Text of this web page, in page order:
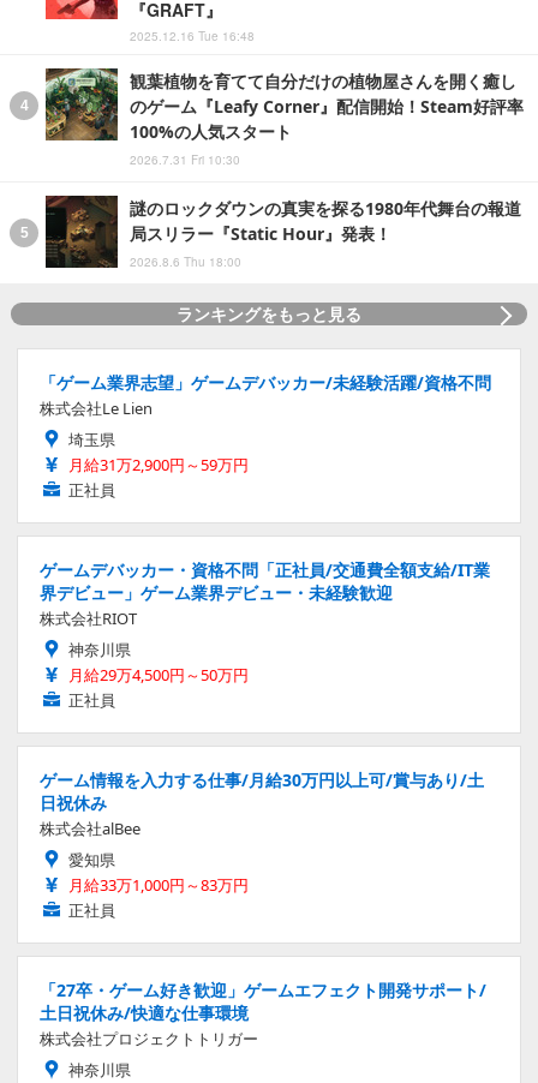
『GRAFT』
2025.12.16 Tue 16:48
観葉植物を育てて自分だけの植物屋さんを開く癒し
のゲーム『Leafy Corner』配信開始！Steam好評率
100%の人気スタート
2026.7.31 Fri 10:30
謎のロックダウンの真実を探る1980年代舞台の報道
局スリラー『Static Hour』発表！
2026.8.6 Thu 18:00
ランキングをもっと見る
「ゲーム業界志望」ゲームデバッカー/未経験活躍/資格不問
株式会社Le Lien
埼玉県
月給31万2,900円～59万円
正社員
ゲームデバッカー・資格不問「正社員/交通費全額支給/IT業
界デビュー」ゲーム業界デビュー・未経験歓迎
株式会社RIOT
神奈川県
月給29万4,500円～50万円
正社員
ゲーム情報を入力する仕事/月給30万円以上可/賞与あり/土
日祝休み
株式会社alBee
愛知県
月給33万1,000円～83万円
正社員
「27卒・ゲーム好き歓迎」ゲームエフェクト開発サポート/
土日祝休み/快適な仕事環境
株式会社プロジェクトトリガー
神奈川県